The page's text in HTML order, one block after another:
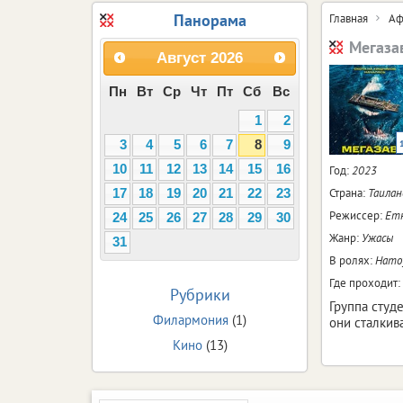
Главная
Год:2023
Страна:
Режиссер:
Жанр: Ужасы
В ролях:
Где проходит:
Группа
они
Панорама
Август 2026
Пн Вт Ср Чт Пт Сб
Вс
1
2
3
4 5 6 7 8
9
10
11 12 13 14 15
16
17
18 19 20 21 22
23
24
25 26 27 28 29
30
31
Рубрики
Филармония (1)
Кино(13)